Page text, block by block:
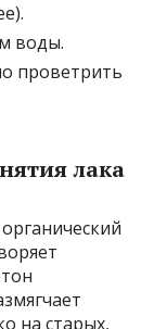
воды.
проветрить
лака
на старых,